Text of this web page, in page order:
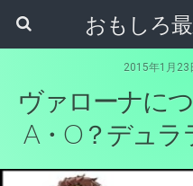
おもしろ
2015年1月23
ヴァローナに
A・O？デュラ